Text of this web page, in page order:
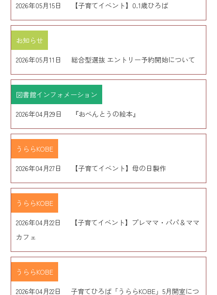
2026年05月15日
【子育てイベント】0.1歳ひろば
お知らせ
2026年05月11日
総合型選抜 エントリー予約開始について
図書館インフォメーション
2026年04月29日
『おべんとうの絵本』
うららKOBE
2026年04月27日
【子育てイベント】母の日製作
うららKOBE
2026年04月22日
【子育てイベント】プレママ・パパ＆ママ
カフェ
うららKOBE
2026年04月22日
子育てひろば「うららKOBE」5月開室につ